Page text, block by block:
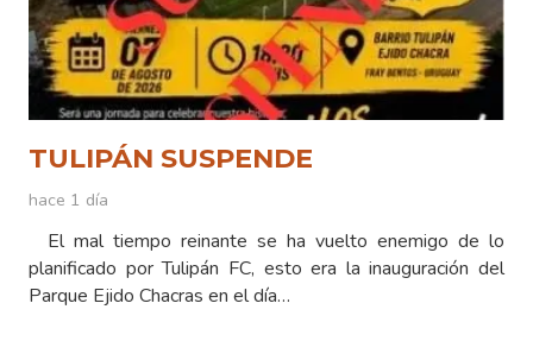
TULIPÁN SUSPENDE
hace 1 día
El mal tiempo reinante se ha vuelto enemigo de lo
planificado por Tulipán FC, esto era la inauguración del
Parque Ejido Chacras en el día…